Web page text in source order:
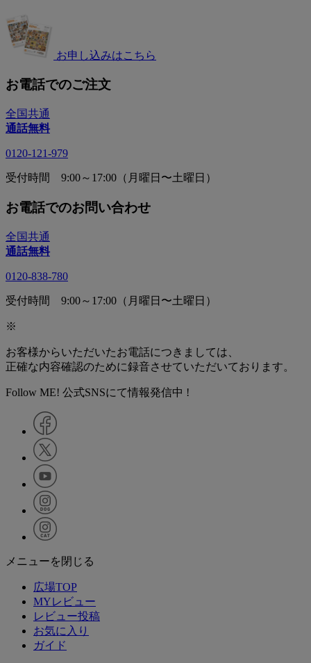
お申し込みはこちら
お電話でのご注文
全国共通
通話無料
0120-121-979
受付時間 9:00～17:00（月曜日〜土曜日）
お電話でのお問い合わせ
全国共通
通話無料
0120-838-780
受付時間 9:00～17:00（月曜日〜土曜日）
※
お客様からいただいたお電話につきましては、
正確な内容確認のために録音させていただいております。
Follow ME! 公式SNSにて情報発信中 !
メニューを閉じる
広場TOP
MYレビュー
レビュー投稿
お気に入り
ガイド